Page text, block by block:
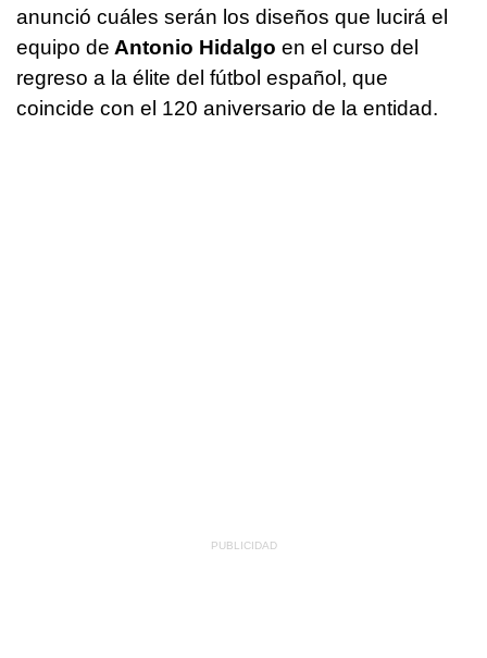
anunció cuáles serán los diseños que lucirá el
equipo de Antonio Hidalgo en el curso del
regreso a la élite del fútbol español, que
coincide con el 120 aniversario de la entidad.